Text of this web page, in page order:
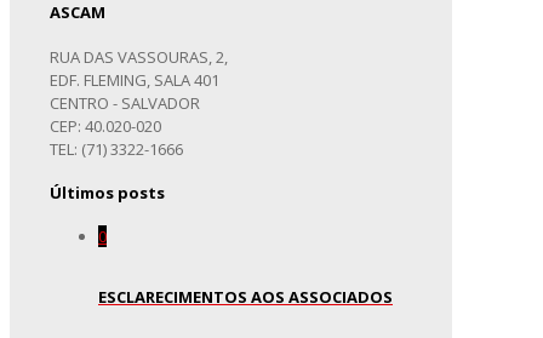
ASCAM
RUA DAS VASSOURAS, 2,
EDF. FLEMING, SALA 401
CENTRO - SALVADOR
CEP: 40.020-020
TEL: (71) 3322-1666
Últimos posts
0
ESCLARECIMENTOS AOS ASSOCIADOS